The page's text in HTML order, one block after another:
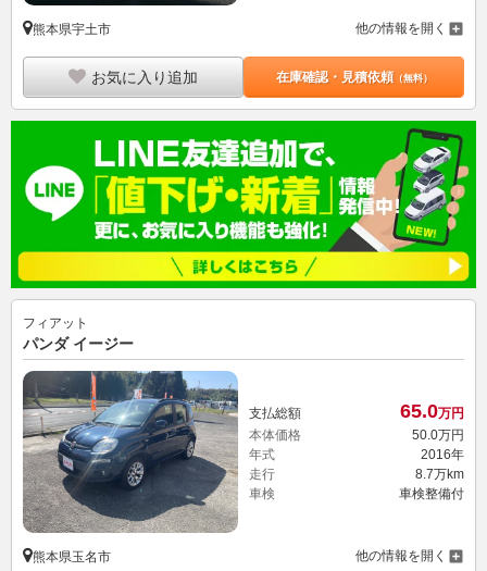
熊本県宇土市 他の情報を開く
お気に入り追加 在庫確認・見積依頼（無料）
フィアット
パンダ イージー
支払総額 65.0万円
本体価格
50.0万円
年式
2016年
走行
8.7万km
車検
車検整備付
熊本県玉名市 他の情報を開く